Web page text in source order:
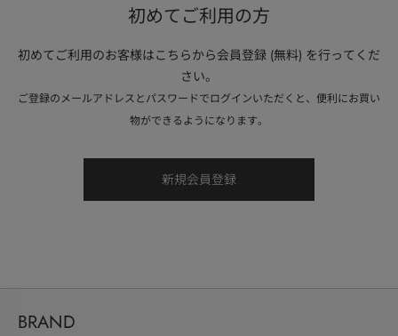
初めてご利用の方
初めてご利用のお客様はこちらから会員登録 (無料) を行ってくだ
さい。
ご登録のメールアドレスとパスワードでログインいただくと、便利にお買い
物ができるようになります。
BRAND